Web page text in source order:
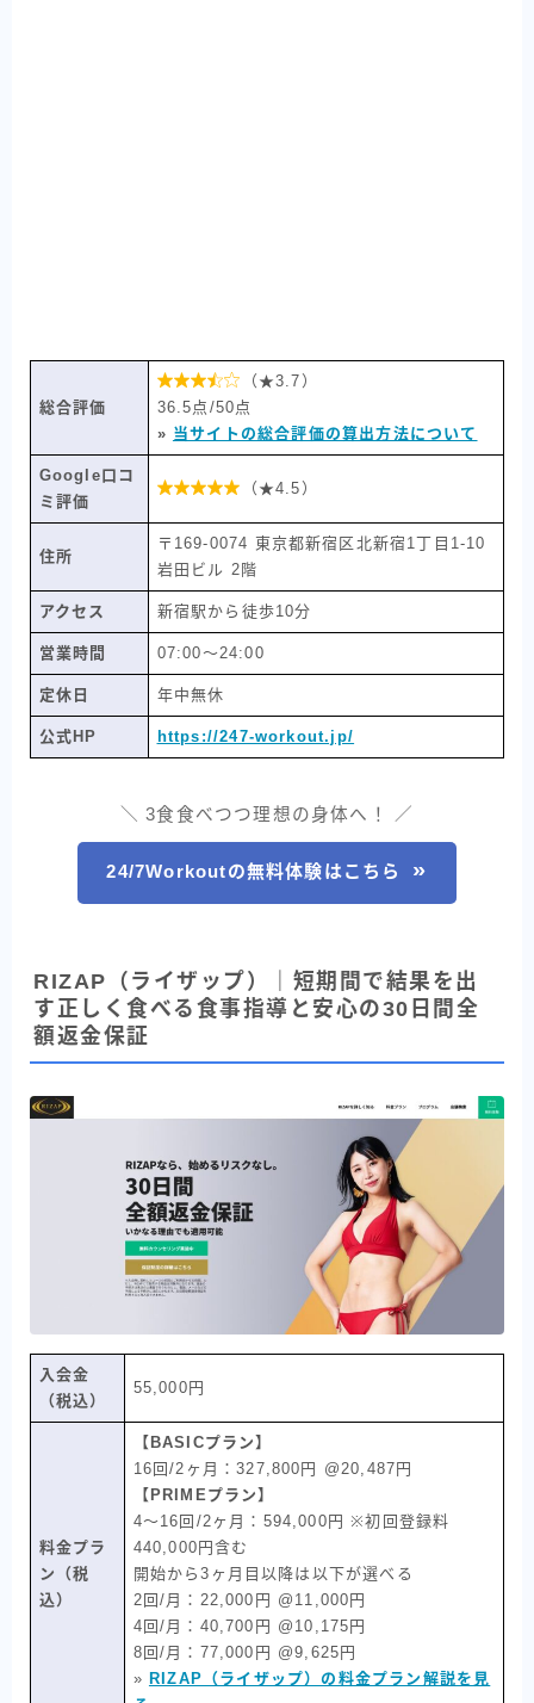
総合評価

（★3.7）
36.5点/50点
» 当サイトの総合評価の算出方法について
Google口コ
ミ評価
 （★4.5）
住所
〒169-0074 東京都新宿区北新宿1丁目1-10
岩田ビル 2階
アクセス 新宿駅から徒歩10分
営業時間 07:00〜24:00
定休日 年中無休
公式HP https://247-workout.jp/
＼ 3食食べつつ理想の身体へ！ ／
24/7Workoutの無料体験はこちら
RIZAP（ライザップ）｜短期間で結果を出
す正しく食べる食事指導と安心の30日間全
額返金保証
入会金
（税込）
55,000円
料金プラ
ン（税
込）
【BASICプラン】
16回/2ヶ月：327,800円 @20,487円
【PRIMEプラン】
4〜16回/2ヶ月：594,000円 ※初回登録料
440,000円含む
開始から3ヶ月目以降は以下が選べる
2回/月：22,000円 @11,000円
4回/月：40,700円 @10,175円
8回/月：77,000円 @9,625円
» RIZAP（ライザップ）の料金プラン解説を見